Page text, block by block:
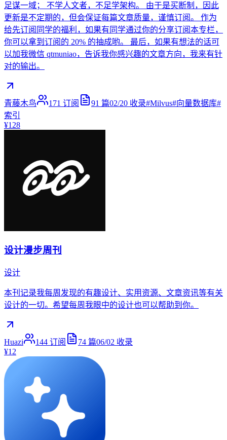
足谋一域； 不学人文者，不足学架构。 由于是买断制，因此
更新是不定期的，但会保证每篇文章质量，谨慎订阅。 作为
给先订阅同学的福利，如果有同学通过你的分享订阅本专栏，
你可以拿到订阅的 20% 的抽成哟。 最后，如果有想法的话可
以加我微信 qtmuniao，告诉我你感兴趣的文章方向，我来有针
对的输出。
青藤木鸟 171 订阅 91 篇02/20 收录#Milvus#向量数据库#
索引
¥128
设计漫步周刊
设计
本刊记录我每周发现的有趣设计、实用资源、文章资讯等有关
设计的一切。希望每周我眼中的设计也可以帮助到你。
Huazi 144 订阅 74 篇06/02 收录
¥12